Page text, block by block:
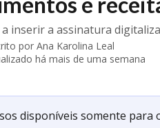
inserir a assinatura
por Ana Karolina Leal
há mais de uma semana
disponíveis somente para